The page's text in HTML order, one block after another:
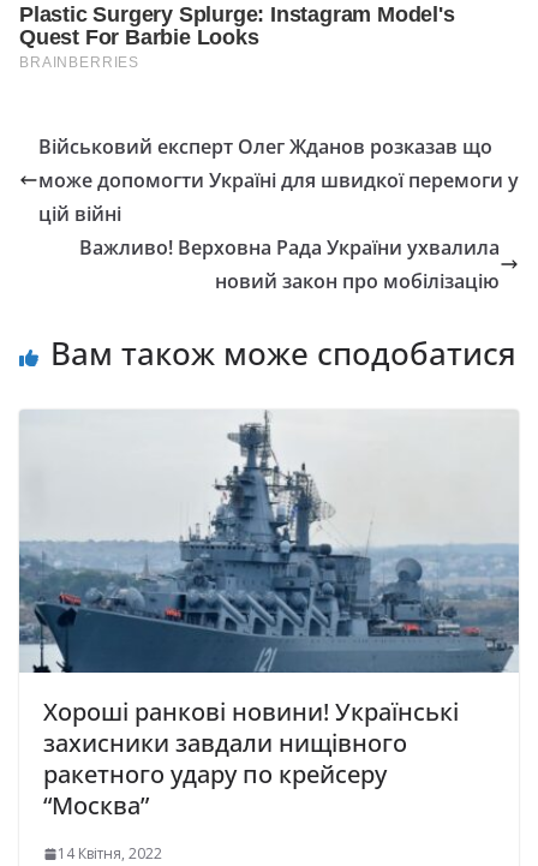
Військовий експерт Олег Жданов розказав що
може допомогти Україні для швидкої перемоги у
цій війні
Важливо! Верховна Рада України ухвалила
новий закон про мобілізацію
Вам також може сподобатися
Хороші ранкові новини! Українські
захисники завдали нищівного
ракетного удару по крейсеру
“Москва”
14 Квітня, 2022